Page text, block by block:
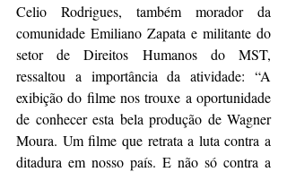
Celio Rodrigues, também morador da
comunidade Emiliano Zapata e militante do
setor de Direitos Humanos do MST,
ressaltou a importância da atividade: “A
exibição do filme nos trouxe a oportunidade
de conhecer esta bela produção de Wagner
Moura. Um filme que retrata a luta contra a
ditadura em nosso país. E não só contra a